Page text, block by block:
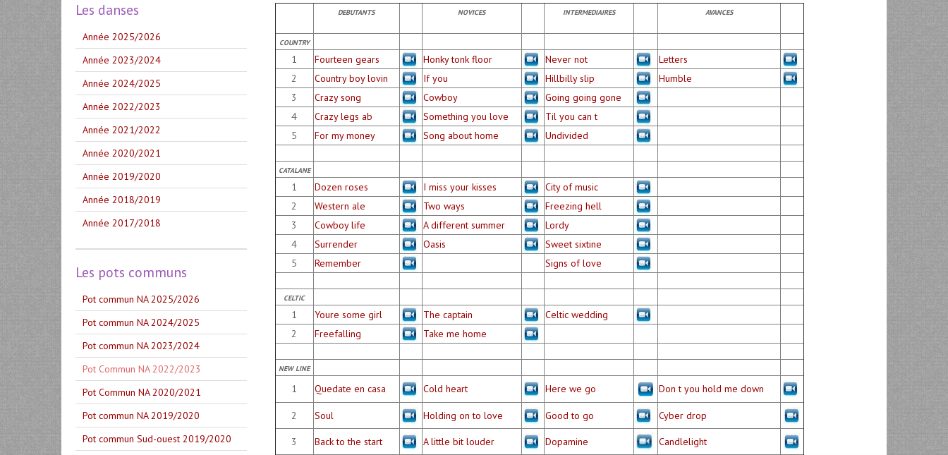
DEBUTANTS NOVICES INTERMEDIAIRES AVANCES
COUNTRY
1 Fourteen gears Honky tonk floor Never not
Letters
2
Country boy lovin If you Hillbilly slip
Humble
3
Crazy song Cowboy
Going going gone
4
Crazy legs ab Something you love
Til you can t
5
For my money Song about home Undivided
CATALANE
1 Dozen roses I miss your kisses
City of music
2
Western ale Two ways
Freezing hell
3
Cowboy life A different summer
Lordy
4
Surrender Oasis
Sweet sixtine
5
Remember Signs of love
CELTIC
1 Youre some girl The captain
Celtic wedding
2
Freefalling Take me home
NEW LINE
1 Quedate en casa Cold heart Here we go Don t you hold me down
2 Soul Holding on to love Good to go Cyber drop
3 Back to the start A little bit louder Dopamine
Candlelight
Les danses
Année 2025/2026
Année 2023/2024
Année 2024/2025
Année 2022/2023
Année 2021/2022
Année 2020/2021
Année 2019/2020
Année 2018/2019
Année 2017/2018
Les pots communs
Pot commun NA 2025/2026
Pot commun NA 2024/2025
Pot commun NA 2023/2024
Pot Commun NA 2022/2023
Pot Commun NA 2020/2021
Pot commun NA 2019/2020
Pot commun Sud-ouest 2019/2020